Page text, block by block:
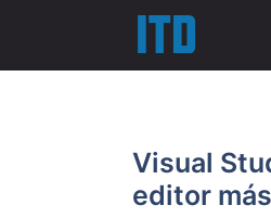
contenido
Visual
editor